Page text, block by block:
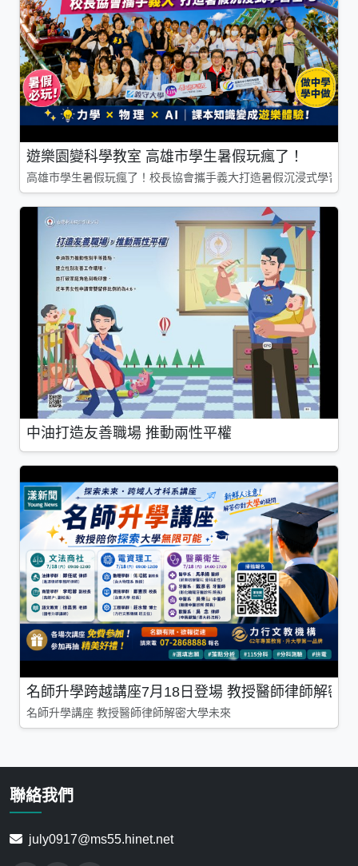
遊樂園變科學教室 高雄市學生暑假玩瘋了！
高雄市學生暑假玩瘋了！校長協會攜手義大打造暑假沉浸式學習基
中油打造友善職場 推動兩性平權
名師升學跨越講座7月18日登場 教授醫師律師解密
名師升學講座 教授醫師律師解密大學未來
聯絡我們
july0917@ms55.hinet.net